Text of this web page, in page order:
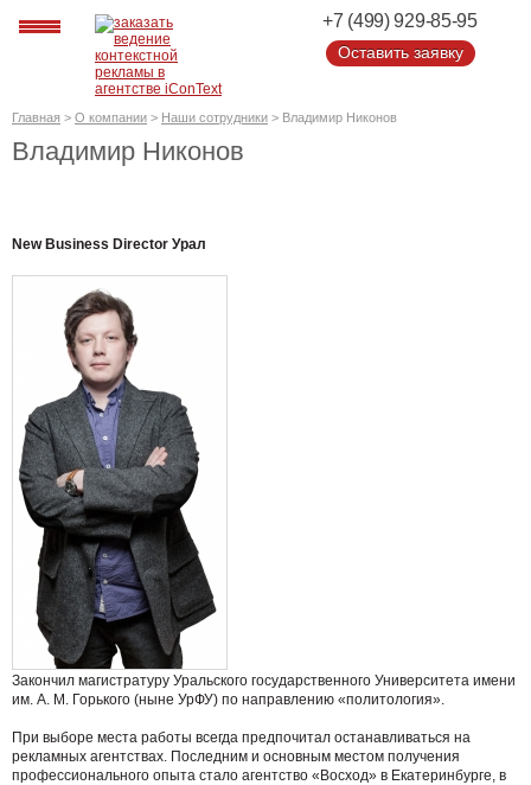
+7 (499) 929-85-95
Оставить заявку
Оставить заявку
Главная > О компании > Наши сотрудники > Владимир Никонов
Владимир Никонов
New Business Director Урал
Закончил магистратуру Уральского государственного Университета имени
им. А. М. Горького (ныне УрФУ) по направлению «политология».
При выборе места работы всегда предпочитал останавливаться на
рекламных агентствах. Последним и основным местом получения
профессионального опыта стало агентство «Восход» в Екатеринбурге, в